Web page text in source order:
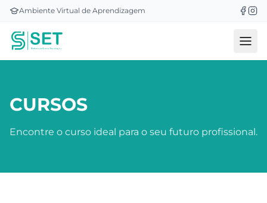
Ambiente Virtual de Aprendizagem
CURSOS
Encontre o curso ideal para o seu futuro profissional.